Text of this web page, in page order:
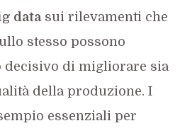
datasui rilevamenti che
stesso possono
decisivo di migliorare sia
della produzione. I
essenziali per